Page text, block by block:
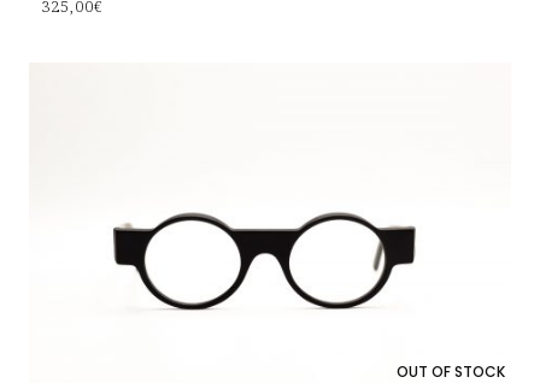
325,00€
OUT OF STOCK